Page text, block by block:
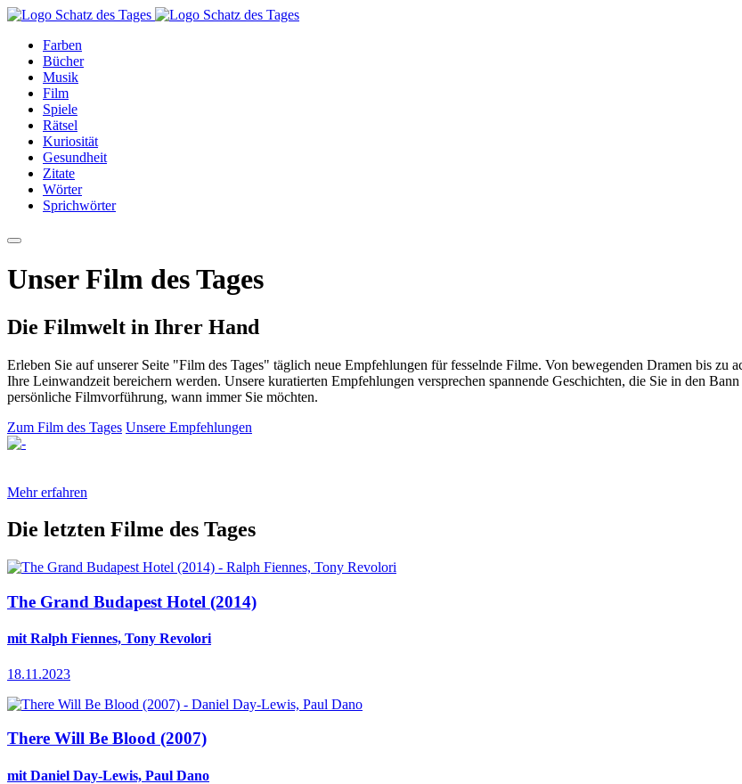
Farben
Bücher
Musik
Film
Spiele
Rätsel
Kuriosität
Gesundheit
Zitate
Wörter
Sprichwörter
Unser Film des Tages
Die Filmwelt in Ihrer Hand
Erleben Sie auf unserer Seite "Film des Tages" täglich neue Empfehlungen für fesselnde Filme. Von bewegenden Dramen bis zu
Ihre Leinwandzeit bereichern werden. Unsere kuratierten Empfehlungen versprechen spannende Geschichten, die Sie in den
persönliche Filmvorführung, wann immer Sie möchten.
Zum Film des Tages Unsere Empfehlungen
Mehr erfahren
Die letzten Filme des Tages
The Grand Budapest Hotel (2014)
mit Ralph Fiennes, Tony Revolori
18.11.2023
There Will Be Blood (2007)
mit Daniel Day-Lewis, Paul Dano